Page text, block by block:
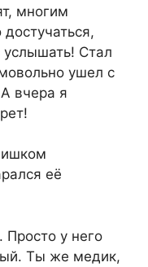
многим
услышать! Стал
ушел с
вчера я
её
Просто у него
Ты же медик,